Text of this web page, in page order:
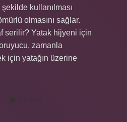
kullanılması
olmasını sağlar.
serilir? Yatak hijyeni için
zamanla
için yatağın üzerine
2 Yorum